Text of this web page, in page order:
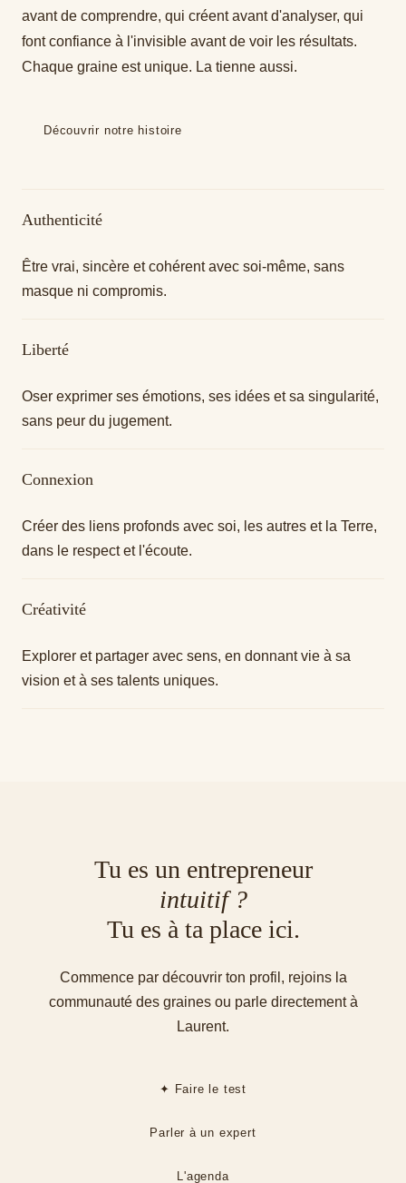
avant de comprendre, qui créent avant d'analyser, qui
font confiance à l'invisible avant de voir les résultats.
Chaque graine est unique. La tienne aussi.
Découvrir notre histoire
Authenticité
Être vrai, sincère et cohérent avec soi-même, sans
masque ni compromis.
Liberté
Oser exprimer ses émotions, ses idées et sa singularité,
sans peur du jugement.
Connexion
Créer des liens profonds avec soi, les autres et la Terre,
dans le respect et l'écoute.
Créativité
Explorer et partager avec sens, en donnant vie à sa
vision et à ses talents uniques.
Tu es un entrepreneur
intuitif ?
Tu es à ta place ici.
Commence par découvrir ton profil, rejoins la
communauté des graines ou parle directement à
Laurent.
✦ Faire le test
Parler à un expert
L'agenda